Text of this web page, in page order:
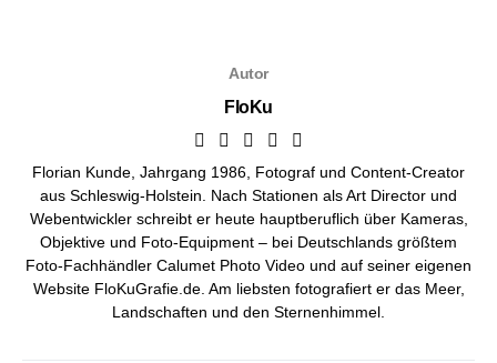
Autor
FloKu
Florian Kunde, Jahrgang 1986, Fotograf und Content-Creator
aus Schleswig-Holstein. Nach Stationen als Art Director und
Webentwickler schreibt er heute hauptberuflich über Kameras,
Objektive und Foto-Equipment – bei Deutschlands größtem
Foto-Fachhändler Calumet Photo Video und auf seiner eigenen
Website FloKuGrafie.de. Am liebsten fotografiert er das Meer,
Landschaften und den Sternenhimmel.